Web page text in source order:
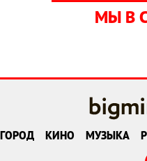
МЫ В
ГОРОД КИНО МУЗЫКА